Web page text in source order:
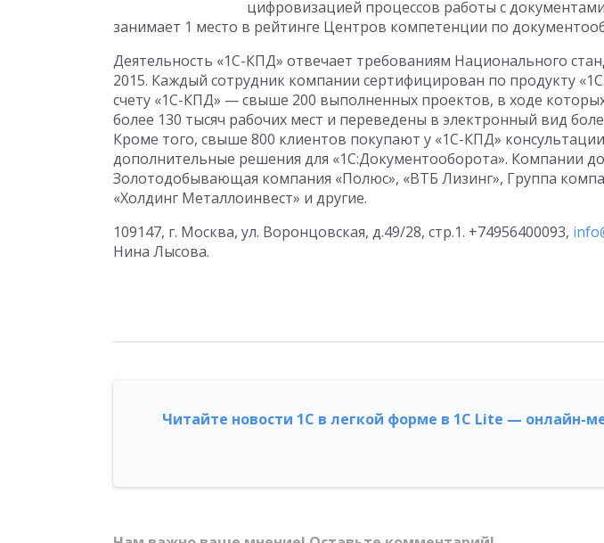
цифровизацией процессов работы с
занимает 1 место в рейтинге Центров компетенции по
Деятельность «1С-КПД» отвечает требованиям Национального
2015. Каждый сотрудник компании сертифицирован по продукту
счету «1С-КПД» — свыше 200 выполненных проектов, в ходе
более 130 тысяч рабочих мест и переведены в электронный вид
Кроме того, свыше 800 клиентов покупают у «1С-КПД»
дополнительные решения для «1С:Документооборота». Компании
Золотодобывающая компания «Полюс», «ВТБ Лизинг», Группа
«Холдинг Металлоинвест» и другие.
109147, г. Москва, ул. Воронцовская, д.49/28, стр.1. +74956400093,
Нина Лысова.
Читайте новости 1С в легкой форме в 1С Lite — онлайн-